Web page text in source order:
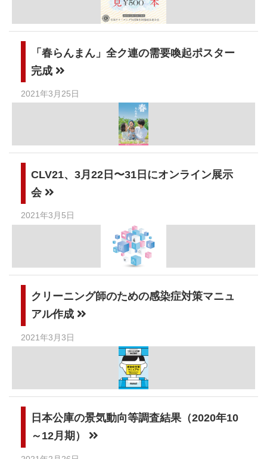
「春らんまん」全ク連の需要喚起ポスター
完成
2021年3月25日
CLV21、3月22日〜31日にオンライン展示
会
2021年3月5日
クリーニング師のための感染症対策マニュ
アル作成
2021年3月3日
日本公庫の景気動向等調査結果（2020年10
～12月期）